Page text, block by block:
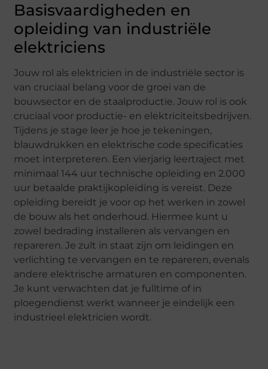
Basisvaardigheden en
opleiding van industriële
elektriciens
Jouw rol als elektricien in de industriële sector is
van cruciaal belang voor de groei van de
bouwsector en de staalproductie. Jouw rol is ook
cruciaal voor productie- en elektriciteitsbedrijven.
Tijdens je stage leer je hoe je tekeningen,
blauwdrukken en elektrische code specificaties
moet interpreteren. Een vierjarig leertraject met
minimaal 144 uur technische opleiding en 2.000
uur betaalde praktijkopleiding is vereist. Deze
opleiding bereidt je voor op het werken in zowel
de bouw als het onderhoud. Hiermee kunt u
zowel bedrading installeren als vervangen en
repareren. Je zult in staat zijn om leidingen en
verlichting te vervangen en te repareren, evenals
andere elektrische armaturen en componenten.
Je kunt verwachten dat je fulltime of in
ploegendienst werkt wanneer je eindelijk een
industrieel elektricien wordt.